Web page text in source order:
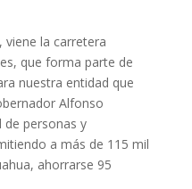
viene la carretera
que forma parte de
nuestra entidad que
Alfonso
de personas y
a más de 115 mil
ahorrarse 95